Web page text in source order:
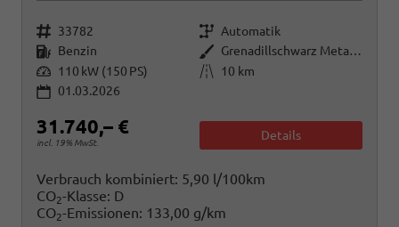
Fahrzeugnr. 33782 Getriebe Automatik
Kraftstoff Benzin Außenfarbe
Grenadillschwarz Metallic
Leistung 110 kW (150 PS) Kilometerstand
10 km
01.03.2026
31.740,– €
incl. 19% MwSt.
Details
Verbrauch kombiniert: 5,90 l/100km
CO2-Klasse: D
CO2-Emissionen: 133,00 g/km